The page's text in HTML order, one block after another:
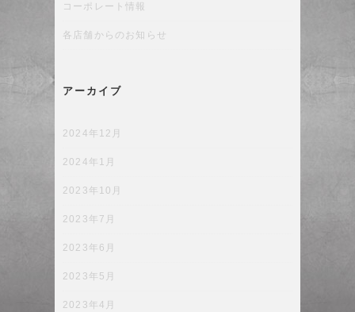
コーポレート情報
各店舗からのお知らせ
アーカイブ
2024年12月
2024年1月
2023年10月
2023年7月
2023年6月
2023年5月
2023年4月